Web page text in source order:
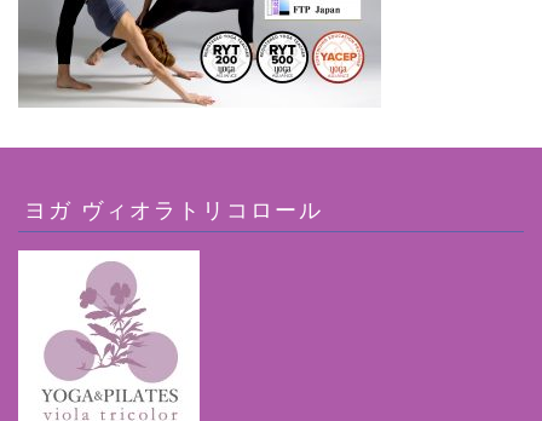
ヨガ ヴィオラトリコロール